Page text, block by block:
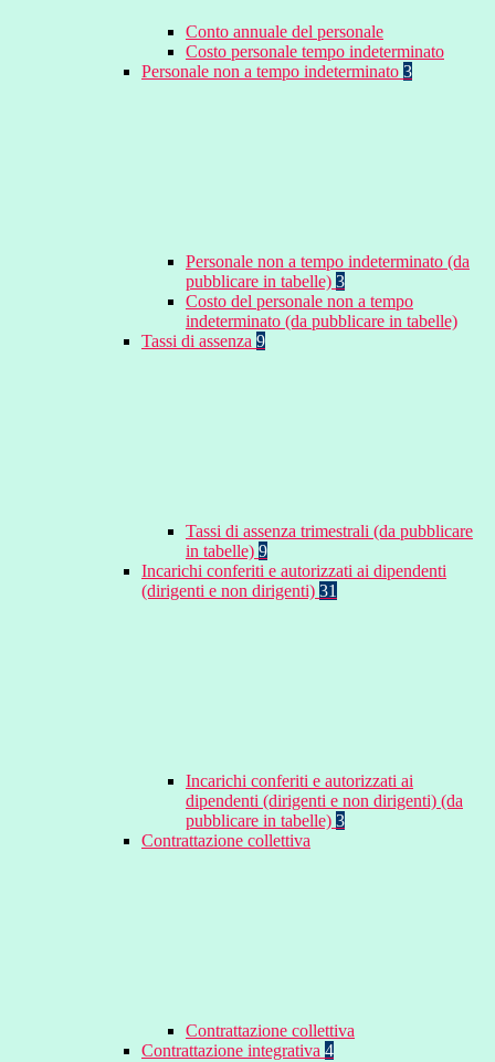
Conto annuale del personale
Costo personale tempo indeterminato
Personale non a tempo indeterminato 3
Personale non a tempo indeterminato (da
pubblicare in tabelle) 3
Costo del personale non a tempo
indeterminato (da pubblicare in tabelle)
Tassi di assenza 9
Tassi di assenza trimestrali (da pubblicare
in tabelle) 9
Incarichi conferiti e autorizzati ai dipendenti
(dirigenti e non dirigenti) 31
Incarichi conferiti e autorizzati ai
dipendenti (dirigenti e non dirigenti) (da
pubblicare in tabelle) 3
Contrattazione collettiva
Contrattazione collettiva
Contrattazione integrativa 4